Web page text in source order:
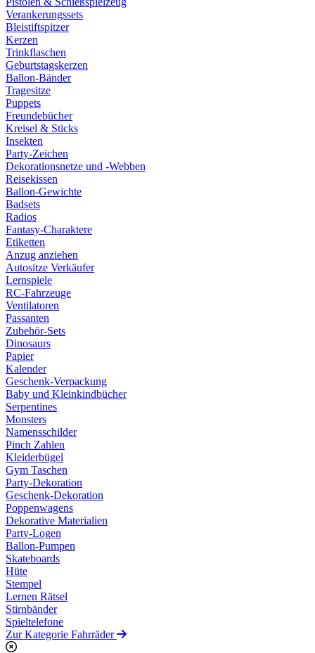
Verankerungssets
Bleistiftspitzer
Kerzen
Trinkflaschen
Geburtstagskerzen
Ballon-Bänder
Tragesitze
Puppets
Freundebücher
Kreisel & Sticks
Insekten
Party-Zeichen
Dekorationsnetze und -Webben
Reisekissen
Ballon-Gewichte
Badsets
Radios
Fantasy-Charaktere
Etiketten
Anzug anziehen
Autositze Verkäufer
Lernspiele
RC-Fahrzeuge
Ventilatoren
Passanten
Zubehör-Sets
Dinosaurs
Papier
Kalender
Geschenk-Verpackung
Baby und Kleinkindbücher
Serpentines
Monsters
Namensschilder
Pinch Zahlen
Kleiderbügel
Gym Taschen
Party-Dekoration
Geschenk-Dekoration
Poppenwagens
Dekorative Materialien
Party-Logen
Ballon-Pumpen
Skateboards
Hüte
Stempel
Lernen Rätsel
Stirnbänder
Spieltelefone
Zur Kategorie Fahrräder